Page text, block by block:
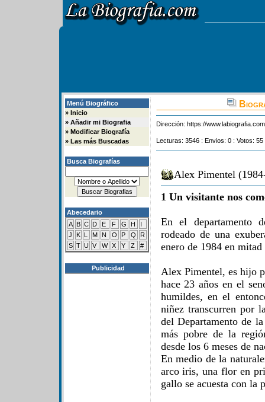
Menú Biográfico
» Inicio
» Añadir mi Biografia
» Modificar Biografía
» Las más Buscadas
Busca Biografías
Abecedario
A B C D E F G H
I
J
K L M N O P Q
R
S T U V W X Y Z #
Publicidad
Dirección: https://
Lecturas: 3546 : Envios: 0 : Votos:
Alex Pimentel
1 Un visitante nos
En el departamento
rodeado de una
enero de 1984 en
Alex Pimentel, es hijo
hace 23 años en el
humildes, en el
niñez transcurren por
del Departamento de
más pobre de la
desde los 6 meses de
En medio de la
arco iris, una flor en
gallo se acuesta con la